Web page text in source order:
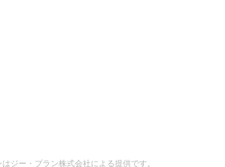
ジー・プラン株式会社による提供です。